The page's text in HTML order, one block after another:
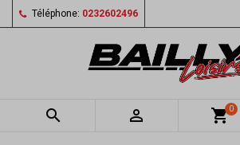
Téléphone: 0232602496
  shopping_cart0